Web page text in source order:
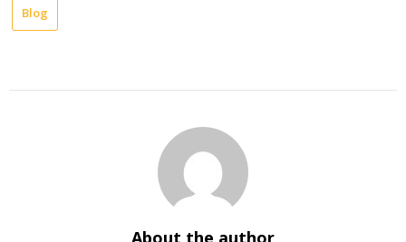
Blog
About the author